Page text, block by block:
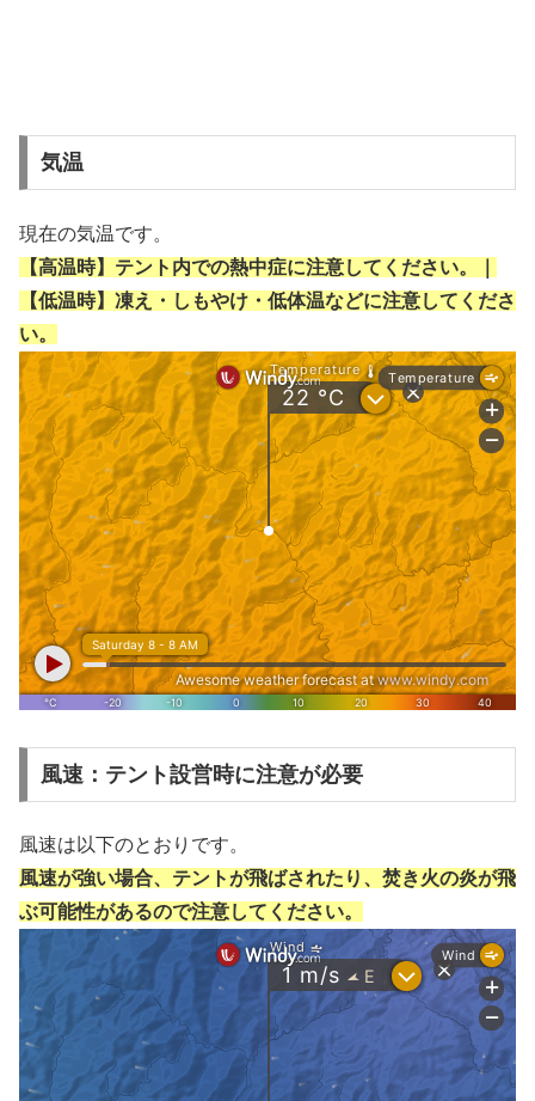
気温
現在の気温です。
【高温時】テント内での熱中症に注意してください。｜
【低温時】凍え・しもやけ・低体温などに注意してくださ
い。
風速：テント設営時に注意が必要
風速は以下のとおりです。
風速が強い場合、テントが飛ばされたり、焚き火の炎が飛
ぶ可能性があるので注意してください。